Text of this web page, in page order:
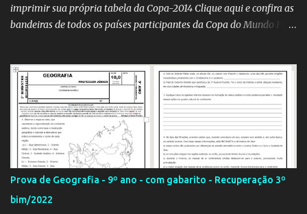
imprimir sua própria tabela da Copa-2014 Clique aqui e confira as
bandeiras de todos os países participantes da Copa do Mundo Fifa
Com um evento como a Copa do Mundo ocorrendo no Brasil,
independentemente se você seja do time 'Viva Copa' ou do time
'Não vai ter Copa', uma hora ou outra acaba precisando das
bandeiras dos países que participarão do evento (para exaltá-los
ou para estraçalhá-los). Principalmente se você for aluno ou
professor! Provavelmente sua escola fará alguma atividade
relacionada ao assunto. Aí, precisa correr para o Google Imagens,
achar a bandeira correta, com a resolução adequada... a maior
função. Eu sei porque já precisei fazer isso. Como deixei os
Prova de Geografia - 9º ano - com gabarito - Recuperação 3º
bim/2022